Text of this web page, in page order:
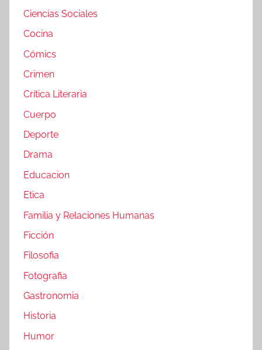
Ciencias Sociales
Cocina
Cómics
Crimen
Crítica Literaria
Cuerpo
Deporte
Drama
Educacion
Etica
Familia y Relaciones Humanas
Ficción
Filosofia
Fotografia
Gastronomia
Historia
Humor